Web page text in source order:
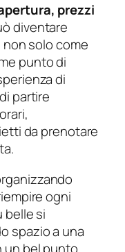
prezzi
diventare
solo come
punto di
di
partire
da prenotare
ogni
belle si
spazio a una